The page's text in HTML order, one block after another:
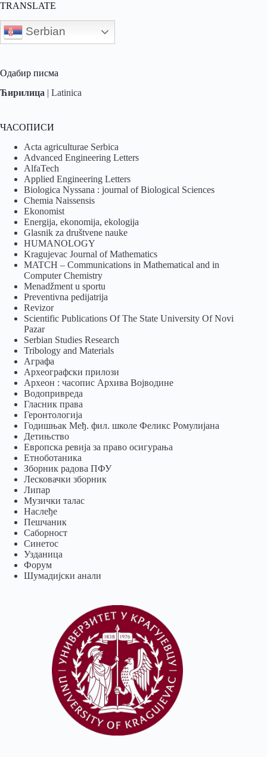
TRANSLATE
Serbian
Одабир писма
Ћирилица | Latinica
ЧАСОПИСИ
Acta agriculturae Serbica
Advanced Engineering Letters
AlfaTech
Applied Engineering Letters
Biologica Nyssana : journal of Biological Sciences
Chemia Naissensis
Ekonomist
Energija, ekonomija, ekologija
Glasnik za društvene nauke
HUMANOLOGY
Kragujevac Journal of Mathematics
MATCH – Communications in Mathematical and in
Computer Chemistry
Menadžment u sportu
Preventivna pedijatrija
Revizor
Scientific Publications Of The State University Of Novi
Pazar
Serbian Studies Research
Tribology and Materials
Аграфа
Археографски прилози
Археон : часопис Архива Војводине
Водопривреда
Гласник права
Геронтологија
Годишњак Међ. фил. школе Феликс Ромулијана
Детињство
Европска ревија за право осигурања
Eтноботаника
Зборник радова ПФУ
Лесковачки зборник
Липар
Музички талас
Наслеђе
Пешчаник
Саборност
Синетос
Узданица
Форум
Шумадијски анали